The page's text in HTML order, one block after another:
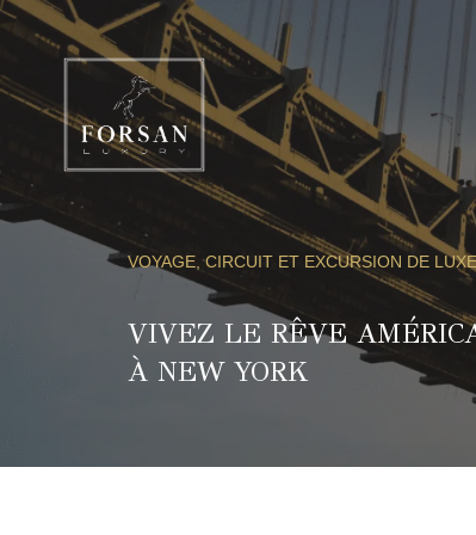
Aller
contenu
VOYAGE, CIRCUIT ET EXCURSION DE
VIVEZ LE RÊVE
À NEW YORK